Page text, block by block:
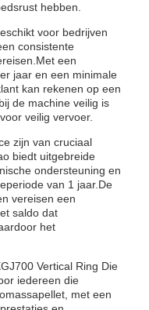
hebben.
voor bedrijven
consistente
een
jaar en een minimale
kan rekenen op een
de machine veilig is
veilig vervoer.
zijn van cruciaal
biedt uitgebreide
ondersteuning en
van 1 jaar.De
vereisen een
saldo dat
het
Vertical Ring Die
iedereen die
met een